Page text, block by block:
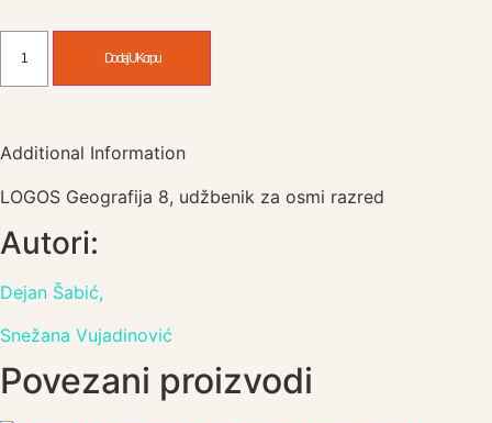
Dodaj U Korpu
Additional Information
LOGOS Geografija 8, udžbenik za osmi razred
Autori:
Dejan Šabić,
Snežana Vujadinović
Povezani proizvodi